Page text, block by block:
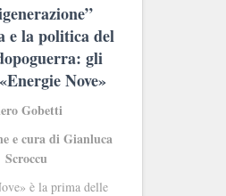
e la politica del
gli
Nove»
Gobetti
e cura di Gianluca
Scroccu
è la prima delle